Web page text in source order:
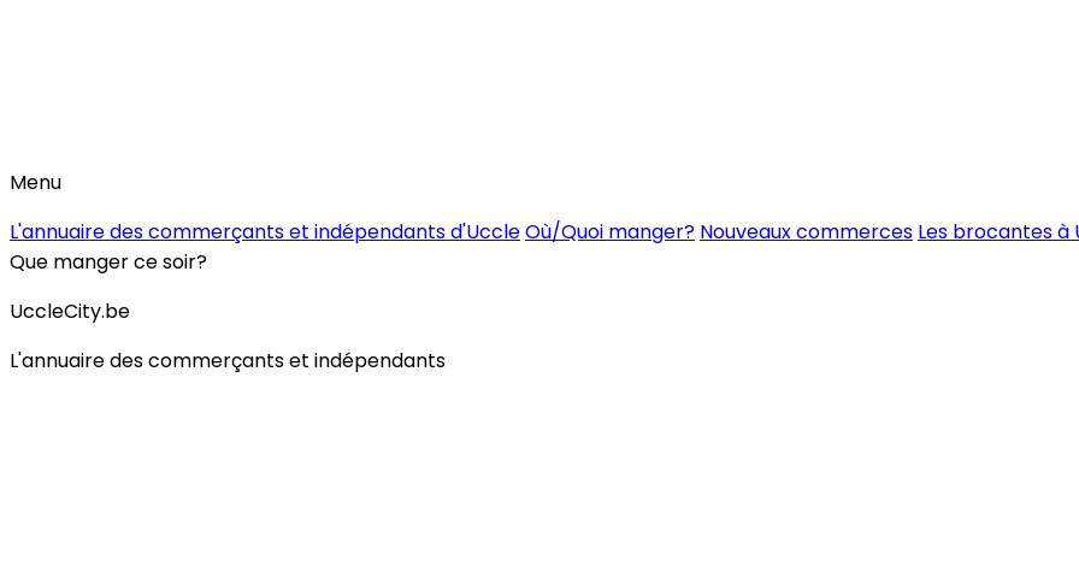
Menu
L'annuaire des commerçants et indépendants d'UccleOù/Quoi manger? Nouveaux commerces Les brocantes à
Que manger ce soir?
UccleCity.be
L'annuaire des commerçants et indépendants